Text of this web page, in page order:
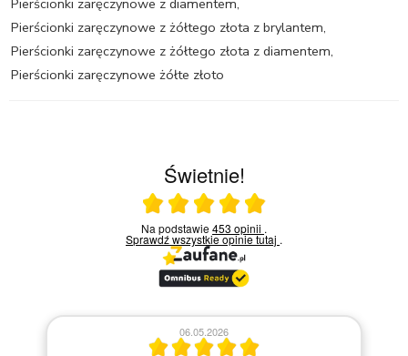
Pierścionki zaręczynowe z żółtego złota z brylantem,
Pierścionki zaręczynowe z żółtego złota z diamentem,
Pierścionki zaręczynowe żółte złoto
Świetnie!
Ocena średnia 5 na 5
Na podstawie453 opinii .
Sprawdź wszystkie opinietutaj .
06.05.2026